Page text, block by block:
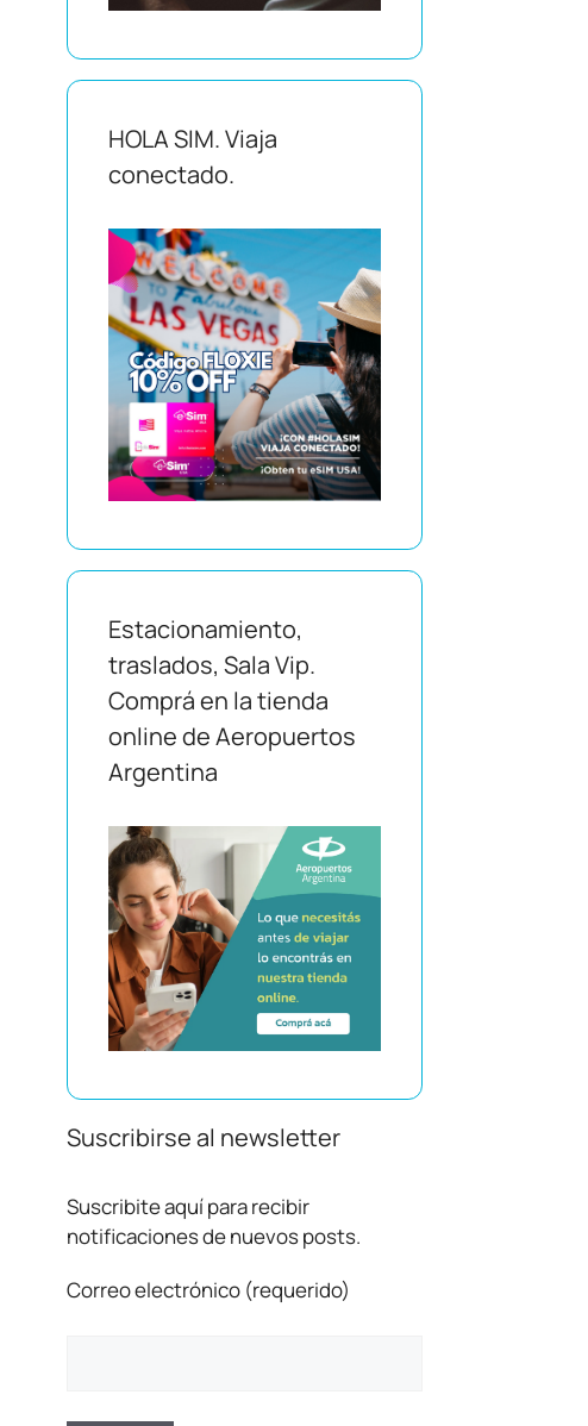
HOLA SIM. Viaja
conectado.
Estacionamiento,
traslados, Sala Vip.
Comprá en la tienda
online de Aeropuertos
Argentina
Suscribirse al newsletter
Suscribite aquí para recibir
notificaciones de nuevos posts.
Correo electrónico (requerido)